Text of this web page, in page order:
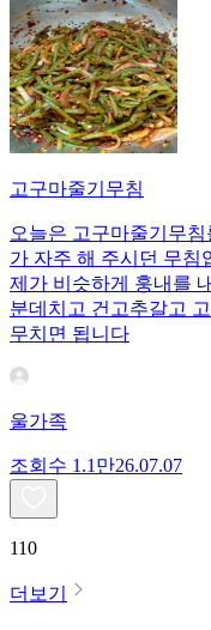
고구마줄기무침
오늘은 고구마줄기무
가 자주 해 주시던 무침
제가 비슷하게 훙내를
분데치고 건고추갈고
무치면 됩니다
울가족
조회수 1.1만26.07.07
110
더보기